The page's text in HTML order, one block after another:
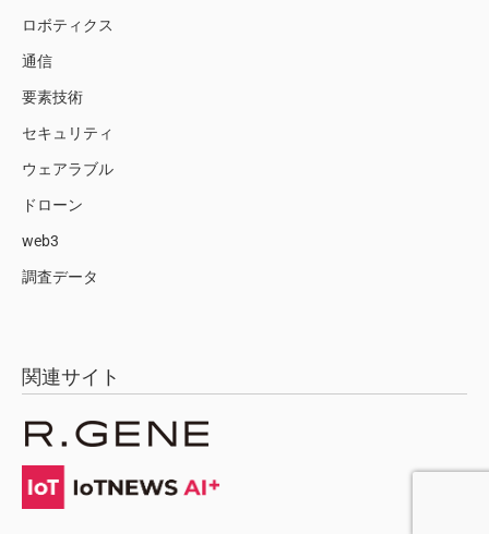
ロボティクス
通信
要素技術
セキュリティ
ウェアラブル
ドローン
web3
調査データ
関連サイト